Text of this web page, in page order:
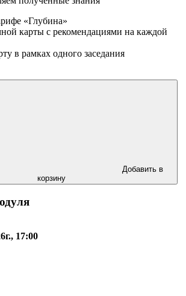
«Глубина»
карты с рекомендациями на каждой
в рамках одного заседания
Добавить в
корзину
17:00